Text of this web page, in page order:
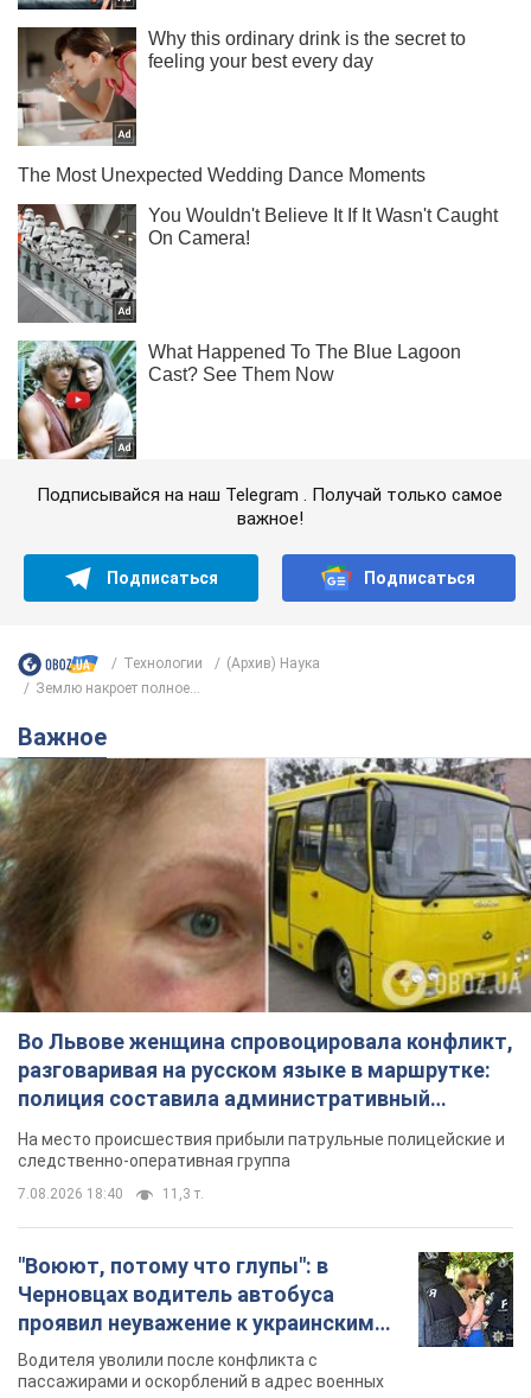
Подписывайся на наш Telegram . Получай только самое
важное!
Подписаться Подписаться
Технологии
(Архив) Наука
Землю накроет полное...
Важное
Во Львове женщина спровоцировала конфликт,
разговаривая на русском языке в маршрутке:
полиция составила административный
протокол. Видео
На место происшествия прибыли патрульные полицейские и
следственно-оперативная группа
7.08.2026 18:40 11,3 т.
"Воюют, потому что глупы": в
Черновцах водитель автобуса
проявил неуважение к украинским
военным и поплатился за это.
Видео
Водителя уволили после конфликта с
пассажирами и оскорблений в адрес военных